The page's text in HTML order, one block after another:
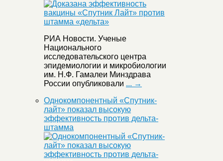
РИА Новости. Ученые
Национального
исследовательского центра
эпидемиологии и микробиологии
им. Н.Ф. Гамалеи Минздрава
России опубликовали ... →
Однокомпонентный «Спутник-
лайт» показал высокую
эффективность против дельта-
штамма